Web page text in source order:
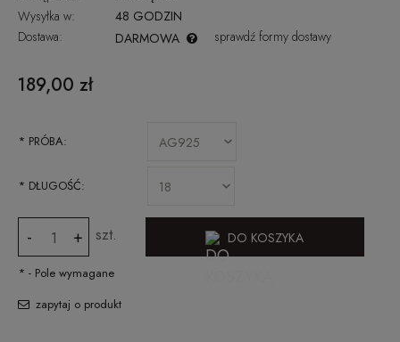
Wysyłka w:
48 GODZIN
Dostawa:
DARMOWA sprawdź formy dostawy
189,00 zł
* PRÓBA:
* DŁUGOŚĆ:
- + szt. DO KOSZYKA
* - Pole wymagane
zapytaj o produkt